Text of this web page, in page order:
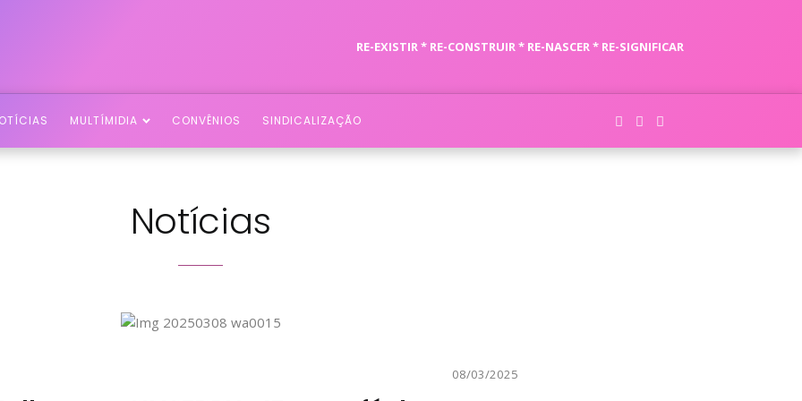
RE-EXISTIR * RE-CONSTRUIR * RE-NASCER * RE-SIGNIFICAR
MULTÍMIDIA CONVÊNIOS SINDICALIZAÇÃO
Notícias
08/03/2025